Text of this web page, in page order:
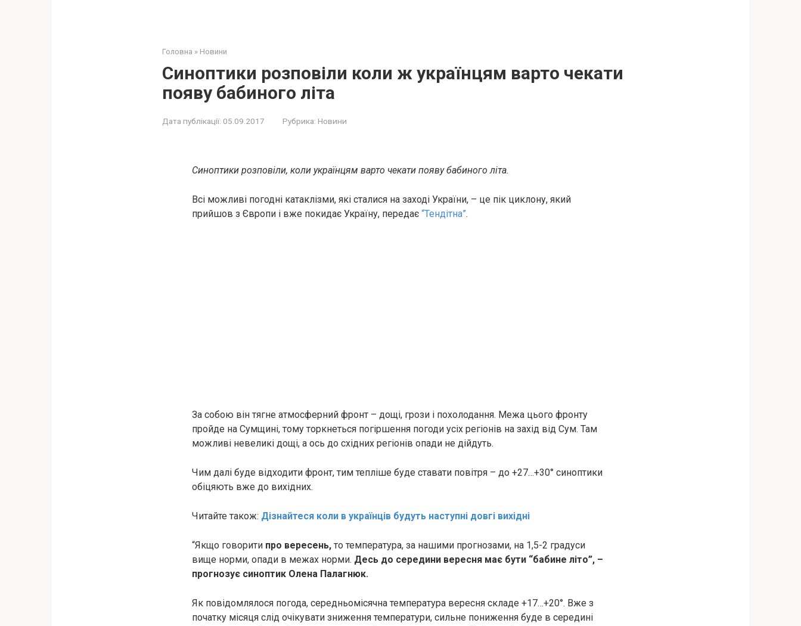
Головна » Новини
Синоптики розповіли коли ж українцям варто чекати
появу бабиного літа
Дата публікації: 05.09.2017 Рубрика: Новини
Синоптики розповіли, коли українцям варто чекати появу бабиного літа.
Всі можливі погодні катaклізми, які сталися на заході України, – це пік циклону, який
прийшов з Європи і вже покидає Україну, передає “Тендітна”.
За собою він тягне атмосферний фронт – дощі, грози і похолодання. Межа цього фронту
пройде на Сумщині, тому торкнеться погіршення погоди усіх регіонів на захід від Сум. Там
можливі невеликі дощі, а ось до східних регіонів опади не дійдуть.
Чим далі буде відходити фронт, тим тепліше буде ставати повітря – до +27…+30° синоптики
обіцяють вже до вихідних.
Читайте також: Дізнайтеся коли в українців будуть наступні довгі вихідні
“Якщо говорити про вересень, то температура, за нашими прогнозами, на 1,5-2 градуси
вище норми, опади в межах норми. Десь до середини вересня має бути “бабине літо”, –
прогнозує синоптик Олена Палагнюк.
Як повідомлялося погода, середньомісячна температура вересня складе +17…+20°. Вже з
початку місяця слід очікувати зниження температури, сильне пониження буде в середині